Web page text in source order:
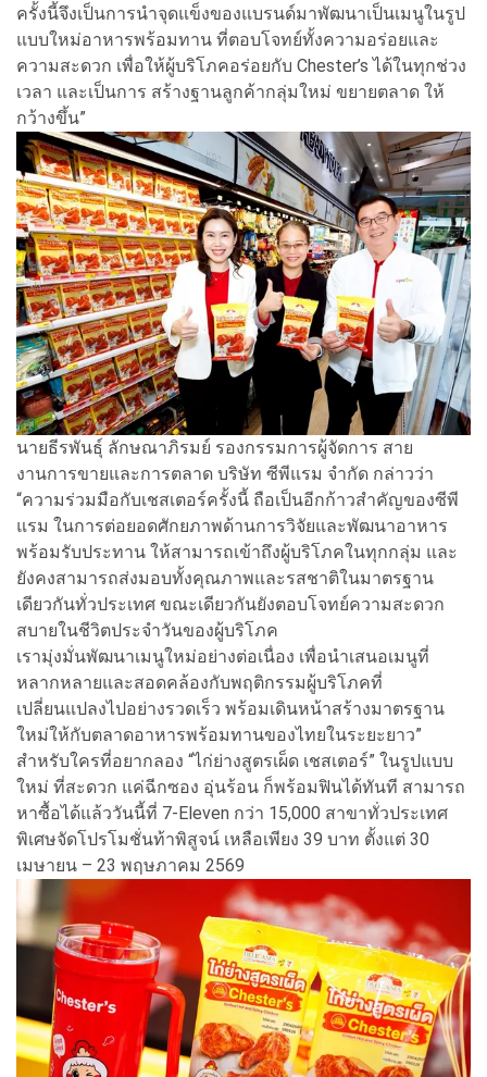
ครั้งนี้จึงเป็นการนำจุดแข็งของแบรนด์มาพัฒนาเป็นเมนูในรูป
แบบใหม่อาหารพร้อมทาน ที่ตอบโจทย์ทั้งความอร่อยและ
ความสะดวก เพื่อให้ผู้บริโภคอร่อยกับ Chester’s ได้ในทุกช่วง
เวลา และเป็นการ สร้างฐานลูกค้ากลุ่มใหม่ ขยายตลาด ให้
กว้างขึ้น”
นายธีรพันธุ์ ลักษณาภิรมย์ รองกรรมการผู้จัดการ สาย
งานการขายและการตลาด บริษัท ซีพีแรม จำกัด กล่าวว่า
“ความร่วมมือกับเชสเตอร์ครั้งนี้ ถือเป็นอีกก้าวสำคัญของซีพี
แรม ในการต่อยอดศักยภาพด้านการวิจัยและพัฒนาอาหาร
พร้อมรับประทาน ให้สามารถเข้าถึงผู้บริโภคในทุกกลุ่ม และ
ยังคงสามารถส่งมอบทั้งคุณภาพและรสชาติในมาตรฐาน
เดียวกันทั่วประเทศ ขณะเดียวกันยังตอบโจทย์ความสะดวก
สบายในชีวิตประจำวันของผู้บริโภค
เรามุ่งมั่นพัฒนาเมนูใหม่อย่างต่อเนื่อง เพื่อนำเสนอเมนูที่
หลากหลายและสอดคล้องกับพฤติกรรมผู้บริโภคที่
เปลี่ยนแปลงไปอย่างรวดเร็ว พร้อมเดินหน้าสร้างมาตรฐาน
ใหม่ให้กับตลาดอาหารพร้อมทานของไทยในระยะยาว”
สำหรับใครที่อยากลอง “ไก่ย่างสูตรเผ็ด เชสเตอร์” ในรูปแบบ
ใหม่ ที่สะดวก แค่ฉีกซอง อุ่นร้อน ก็พร้อมฟินได้ทันที สามารถ
หาซื้อได้แล้ววันนี้ที่ 7-Eleven กว่า 15,000 สาขาทั่วประเทศ
พิเศษจัดโปรโมชั่นท้าพิสูจน์ เหลือเพียง 39 บาท ตั้งแต่ 30
เมษายน – 23 พฤษภาคม 2569